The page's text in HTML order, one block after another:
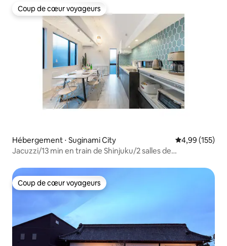
cas de pluie
Coup de cœur voyageurs
Coup de cœur voyageurs
Hébergement ⋅ Suginami City Évaluation
4,99 (155)
Jacuzzi/13 min en train de Shinjuku/2 salles de
plus proche/145 m²
Coup de cœur voyageurs
Coup de cœur voyageurs